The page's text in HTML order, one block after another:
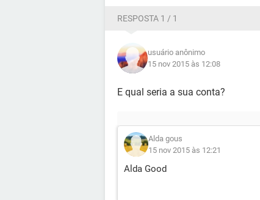
RESPOSTA 1 / 1
usuário anônimo
15 nov 2015 às 12:08
E qual seria a sua conta?
Alda gous
15 nov 2015 às 12:21
Alda Good